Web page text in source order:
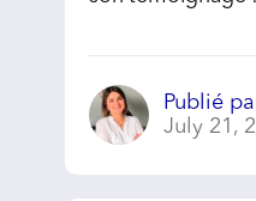
Publié
July 21,